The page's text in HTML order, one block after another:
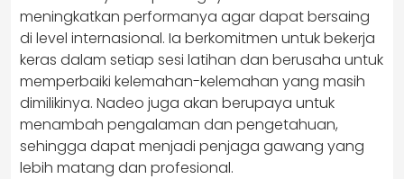
meningkatkan performanya agar dapat bersaing
di level internasional. Ia berkomitmen untuk bekerja
keras dalam setiap sesi latihan dan berusaha untuk
memperbaiki kelemahan-kelemahan yang masih
dimilikinya. Nadeo juga akan berupaya untuk
menambah pengalaman dan pengetahuan,
sehingga dapat menjadi penjaga gawang yang
lebih matang dan profesional.